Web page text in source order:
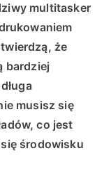
multitasker
że
bardziej
musisz się
co jest
środowisku